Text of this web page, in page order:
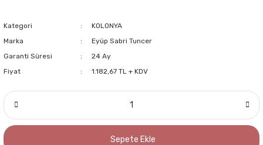
Kategori
KOLONYA
Marka
Eyüp Sabri Tuncer
Garanti Süresi
24 Ay
Fiyat
1.182,67 TL + KDV
Sepete Ekle